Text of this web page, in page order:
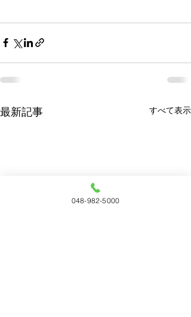
最新記事 すべて表示
048-982-5000